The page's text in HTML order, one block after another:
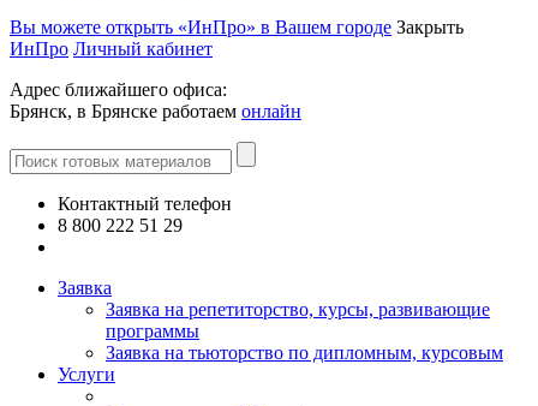
Вы можете открыть «ИнПро» в Вашем городе Закрыть
ИнПро Личный кабинет
Адрес ближайшего офиса:
Брянск, в Брянске работаем онлайн
Контактный телефон
8 800 222 51 29
Заявка
Заявка на репетиторство, курсы, развивающие
программы
Заявка на тьюторство по дипломным, курсовым
Услуги